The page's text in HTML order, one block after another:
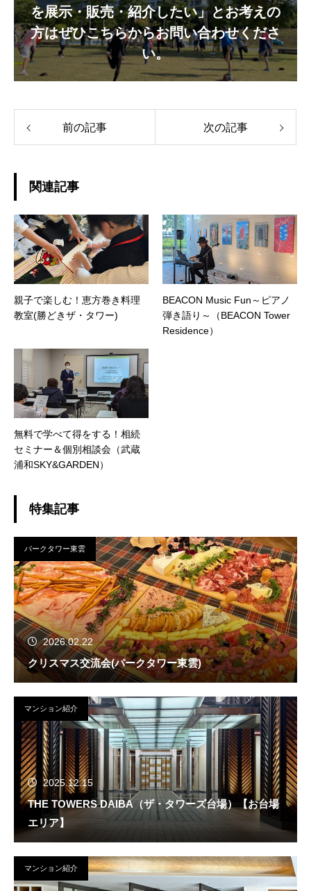
を展示・販売・紹介したい」とお考えの
方はぜひこちらからお問い合わせくださ
い。
前の記事 次の記事
関連記事
親子で楽しむ！恵方巻き料理
教室(勝どきザ・タワー)
BEACON Music Fun～ピアノ
弾き語り～（BEACON Tower
Residence）
無料で学べて得をする！相続
セミナー＆個別相談会（武蔵
浦和SKY&GARDEN）
特集記事
パークタワー東雲
2026.02.22
クリスマス交流会(パークタワー東雲)
マンション紹介
2025.12.15
THE TOWERS DAIBA（ザ・タワーズ台場）【お台場
エリア】
マンション紹介